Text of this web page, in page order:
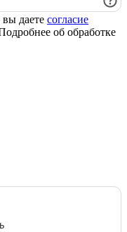
даете согласие
об обработке